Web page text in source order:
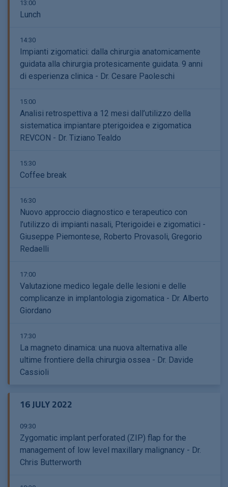
13:00
Lunch
14:30
Impianti zigomatici: dalla chirurgia anatomicamente
guidata alla chirurgia protesicamente guidata. 9 anni
di esperienza clinica - Dr. Cesare Paoleschi
15:00
Analisi retrospettiva a 12 mesi dall’utilizzo della
sistematica impiantare pterigoidea e zigomatica
REVCON - Dr. Tiziano Tealdo
15:30
Coffee break
16:30
Nuovo approccio diagnostico e terapeutico con
l’utilizzo di impianti nasali, Pterigoidei e zigomatici -
Giuseppe Piemontese, Roberto Provasoli, Gregorio
Redaelli
17:00
Valutazione medico legale delle lesioni e delle
complicanze in implantologia zigomatica - Dr. Alberto
Giordano
17:30
La magneto dinamica: una nuova alternativa alle
ultime frontiere della chirurgia ossea - Dr. Davide
Cassioli
16 JULY 2022
09:30
Zygomatic implant perforated (ZIP) flap for the
management of low level maxillary malignancy - Dr.
Chris Butterworth